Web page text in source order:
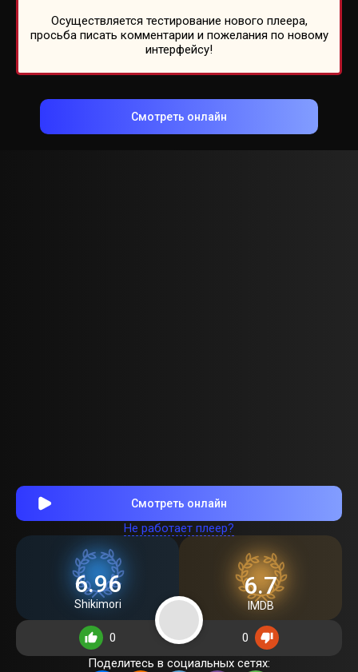
Осуществляется тестирование нового плеера,
просьба писать комментарии и пожелания по новому
интерфейсу!
Смотреть онлайн
Смотреть онлайн
Не работает плеер?
6.96
Shikimori
6.7
IMDB
0
0
Поделитесь в социальных сетях: